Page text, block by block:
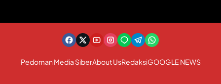
Pedoman Media SiberAbout UsRedaksiGOOGLE NEWS